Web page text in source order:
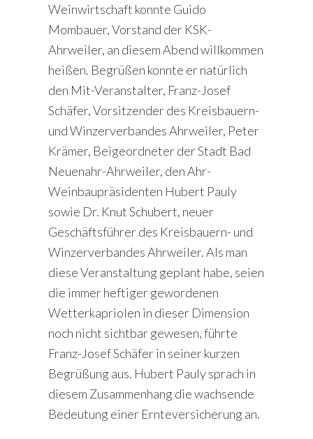
Weinwirtschaft konnte Guido
Mombauer, Vorstand der KSK-
Ahrweiler, an diesem Abend willkommen
heißen. Begrüßen konnte er natürlich
den Mit-Veranstalter, Franz-Josef
Schäfer, Vorsitzender des Kreisbauern-
und Winzerverbandes Ahrweiler, Peter
Krämer, Beigeordneter der Stadt Bad
Neuenahr-Ahrweiler, den Ahr-
Weinbaupräsidenten Hubert Pauly
sowie Dr. Knut Schubert, neuer
Geschäftsführer des Kreisbauern- und
Winzerverbandes Ahrweiler. Als man
diese Veranstaltung geplant habe, seien
die immer heftiger gewordenen
Wetterkapriolen in dieser Dimension
noch nicht sichtbar gewesen, führte
Franz-Josef Schäfer in seiner kurzen
Begrüßung aus. Hubert Pauly sprach in
diesem Zusammenhang die wachsende
Bedeutung einer Ernteversicherung an.